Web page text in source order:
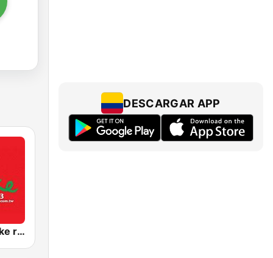
中廣流行網 I like radio
DESCARGAR APP